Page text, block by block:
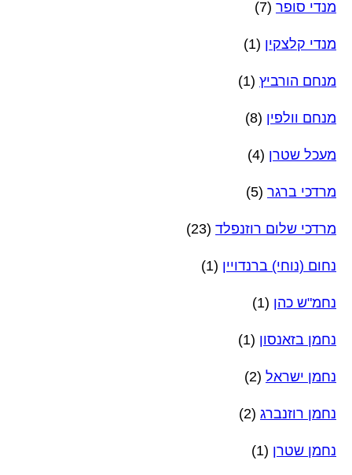
מנדי סופר (7)
מנדי קלצקין (1)
מנחם הורביץ (1)
מנחם וולפין (8)
מעכל שטרן (4)
מרדכי ברגר (5)
מרדכי שלום רוזנפלד (23)
נחום (נוחי) ברנדויין (1)
נחמ"ש כהן (1)
נחמן בזאנסון (1)
נחמן ישראל (2)
נחמן רוזנברג (2)
נחמן שטרן (1)